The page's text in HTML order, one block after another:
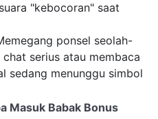
"kebocoran" saat
ponsel seolah-
serius atau membaca
sedang menunggu simbol
Masuk Babak Bonus